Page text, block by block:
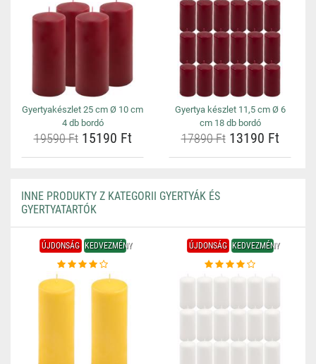
Gyertyakészlet 25 cm Ø 10 cm
4 db bordó
19590 Ft15190 Ft
Gyertya készlet 11,5 cm Ø 6
cm 18 db bordó
17890 Ft13190 Ft
INNE PRODUKTY Z KATEGORII GYERTYÁK ÉS
GYERTYATARTÓK
ÚJDONSÁG KEDVEZMÉNY ÚJDONSÁG KEDVEZMÉNY